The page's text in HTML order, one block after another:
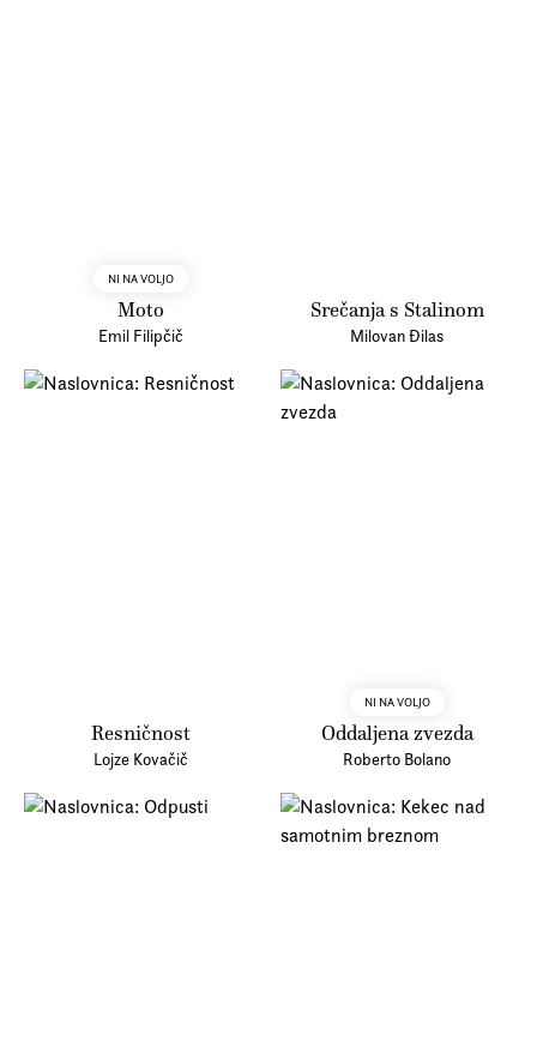
NI NA VOLJO
Moto
Emil Filipčič
Srečanja s Stalinom
Milovan Đilas
Resničnost
Lojze Kovačič
NI NA VOLJO
Oddaljena zvezda
Roberto Bolano